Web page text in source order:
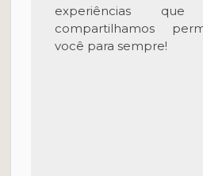
experiências
compartilhamos
você para sempre!